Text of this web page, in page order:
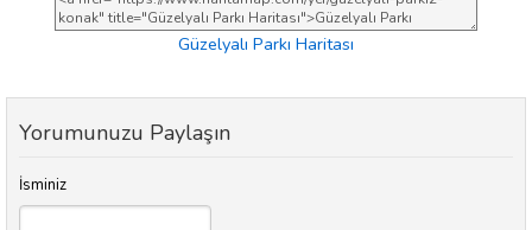
Güzelyalı Parkı Haritası
Yorumunuzu Paylaşın
İsminiz